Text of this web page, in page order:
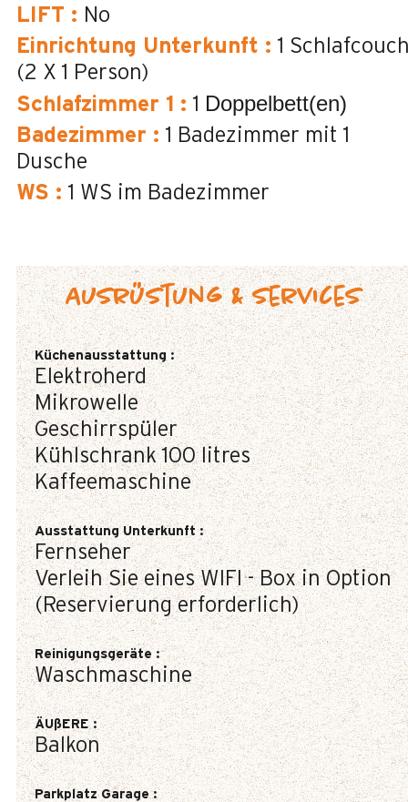
LIFT : No
Einrichtung Unterkunft : 1
(2 X 1 Person)
Schlafzimmer 1 : 1 Doppelbett(en)
Badezimmer : 1 Badezimmer mit 1
Dusche
WS : 1 WS im Badezimmer
Ausrüstung & Services
Küchenausstattung :
Elektroherd
Mikrowelle
Geschirrspüler
Kühlschrank 100 litres
Kaffeemaschine
Ausstattung Unterkunft:
Fernseher
Verleih Sie eines WIFI - Box in Option
(Reservierung erforderlich)
Reinigungsgeräte :
Waschmaschine
ÄUßERE:
Balkon
Parkplatz Garage: